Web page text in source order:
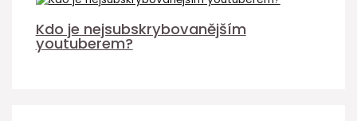
Kdo je nejsubskrybovanějším
youtuberem?